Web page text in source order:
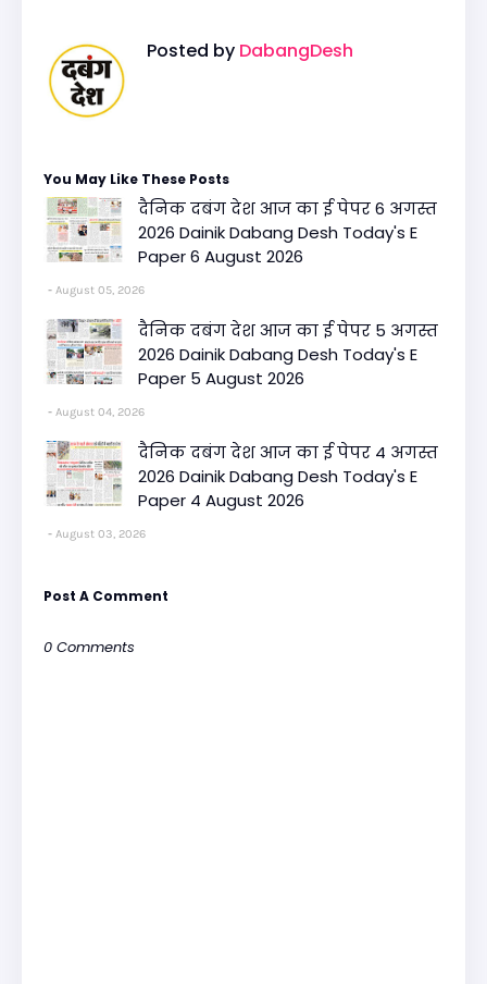
Posted by DabangDesh
You May Like These Posts
दैनिक दबंग देश आज का ई पेपर 6 अगस्त
2026 Dainik Dabang Desh Today's E
Paper 6 August 2026
August 05, 2026
दैनिक दबंग देश आज का ई पेपर 5 अगस्त
2026 Dainik Dabang Desh Today's E
Paper 5 August 2026
August 04, 2026
दैनिक दबंग देश आज का ई पेपर 4 अगस्त
2026 Dainik Dabang Desh Today's E
Paper 4 August 2026
August 03, 2026
Post A Comment
0 Comments